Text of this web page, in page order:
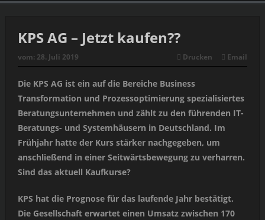
KPS AG – Jetzt kaufen??
vom: 28. Juli 2019 Drucken Email
Die KPS AG ist ein auf die Bereiche Business
Transformation und Prozessoptimierung spezialisiertes
Beratungsunternehmen und zählt zu den führenden IT-
Beratungs- und Systemhäusern in Deutschland. Im
Frühjahr hatte der Kurs stärker nachgegeben, um
anschließend in einer Seitwärtsbewegung zu verharren.
Sind das aktuell Kaufkurse?
KPS hat die Prognose für das laufende Jahr bestätigt.
Die Gesellschaft erwartet einen Umsatz zwischen 170